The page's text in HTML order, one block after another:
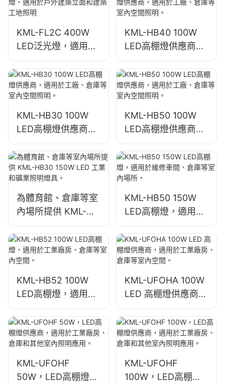
KML-FL2C 400W
LED泛光燈，適用於
戶外建築立面和建築
工地照明
KML-HB40 100W
LED高棚燈供應商，
適用於工廠、倉庫等
室內空間照明。
KML-HB30 100W
LED高棚燈供應商，
適用於工廠、倉庫等
室內空間照明。
KML-HB50 100W
LED高棚燈供應商，
適用於工廠、倉庫等
室內空間照明。
為體育館、倉庫等室
內場所提供 KML-
HB30 150W LED 工
業和礦業照明燈具。
KML-HB50 150W
LED高棚燈，適用於
維修車間、倉庫等室
內場所。
KML-HB52 100W
LED高棚燈，適用於
工業廠房、倉庫等室
內空間。
KML-UFOHA 100W
LED 高棚燈供應商，
適用於工業廠房、倉
庫等室內空間。
KML-UFOHF
50W，LED高棚燈供
KML-UFOHF
100W，LED高棚燈